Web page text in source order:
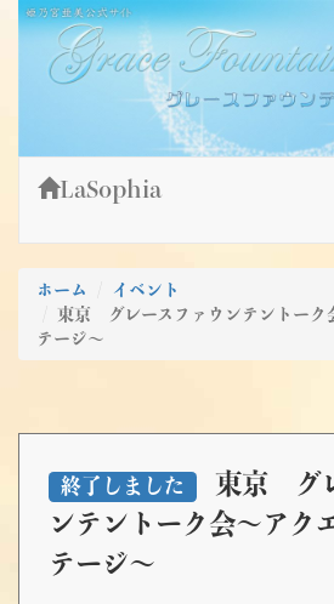
Skip
content
姫乃宮亜美公式サイト～Grace Fountain
グレースファウンテン
LaSophia
ホーム
イベント
東京 グレースファウンテントーク
テージ～
終了しました
東京 グ
ンテントーク会～アク
テージ～